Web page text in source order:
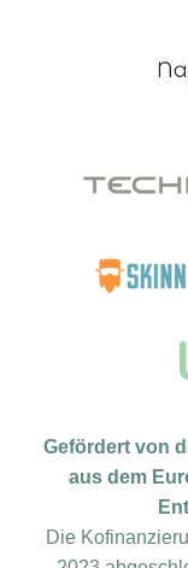
Gefördert von
aus dem
Die